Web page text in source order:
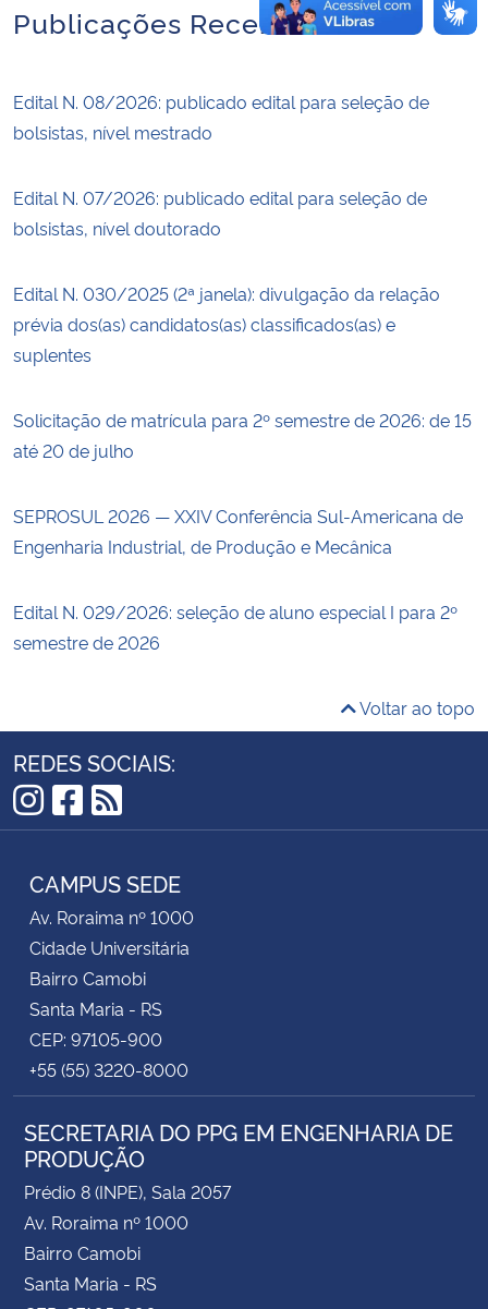
Publicações Recentes
Edital N. 08/2026: publicado edital para seleção de
bolsistas, nível mestrado
Edital N. 07/2026: publicado edital para seleção de
bolsistas, nível doutorado
Edital N. 030/2025 (2ª janela): divulgação da relação
prévia dos(as) candidatos(as) classificados(as) e
suplentes
Solicitação de matrícula para 2º semestre de 2026: de 15
até 20 de julho
SEPROSUL 2026 — XXIV Conferência Sul-Americana de
Engenharia Industrial, de Produção e Mecânica
Edital N. 029/2026: seleção de aluno especial I para 2º
semestre de 2026
Voltar ao topo
REDES SOCIAIS:
Instagram
Facebook
RSS
CAMPUS SEDE
Av. Roraima nº 1000
Cidade Universitária
Bairro Camobi
Santa Maria - RS
CEP: 97105-900
+55 (55) 3220-8000
SECRETARIA DO PPG EM ENGENHARIA DE
PRODUÇÃO
Prédio 8 (INPE), Sala 2057
Av. Roraima nº 1000
Bairro Camobi
Santa Maria - RS